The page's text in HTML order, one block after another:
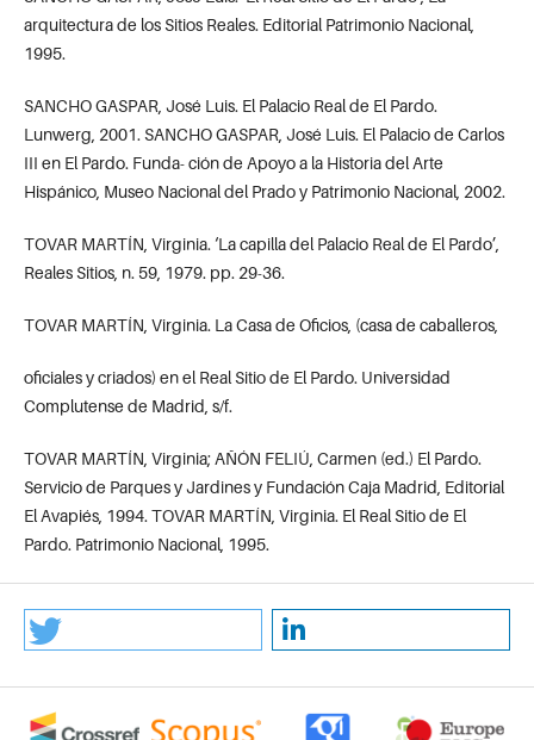
arquitectura de los Sitios Reales. Editorial Patrimonio Nacional,
1995.
SANCHO GASPAR, José Luis. El Palacio Real de El Pardo.
Lunwerg, 2001. SANCHO GASPAR, José Luis. El Palacio de Carlos
III en El Pardo. Funda- ción de Apoyo a la Historia del Arte
Hispánico, Museo Nacional del Prado y Patrimonio Nacional, 2002.
TOVAR MARTÍN, Virginia. ‘La capilla del Palacio Real de El Pardo’,
Reales Sitios, n. 59, 1979. pp. 29-36.
TOVAR MARTÍN, Virginia. La Casa de Oficios, (casa de caballeros,
oficiales y criados) en el Real Sitio de El Pardo. Universidad
Complutense de Madrid, s/f.
TOVAR MARTÍN, Virginia; AÑÓN FELIÚ, Carmen (ed.) El Pardo.
Servicio de Parques y Jardines y Fundación Caja Madrid, Editorial
El Avapiés, 1994. TOVAR MARTÍN, Virginia. El Real Sitio de El
Pardo. Patrimonio Nacional, 1995.